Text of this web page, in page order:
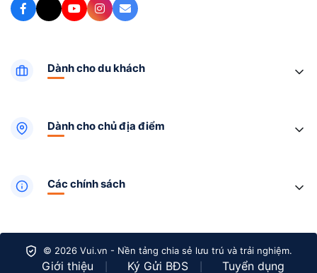
Dành cho du khách
Dành cho chủ địa điểm
Các chính sách
© 2026 Vui.vn - Nền tảng chia sẻ lưu trú và trải nghiệm.
Giới thiệu Ký Gửi BĐS Tuyển dụng